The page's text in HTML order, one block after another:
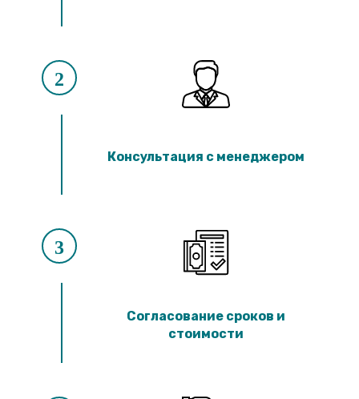
2
Консультация с менеджером
3
Согласование сроков и
стоимости